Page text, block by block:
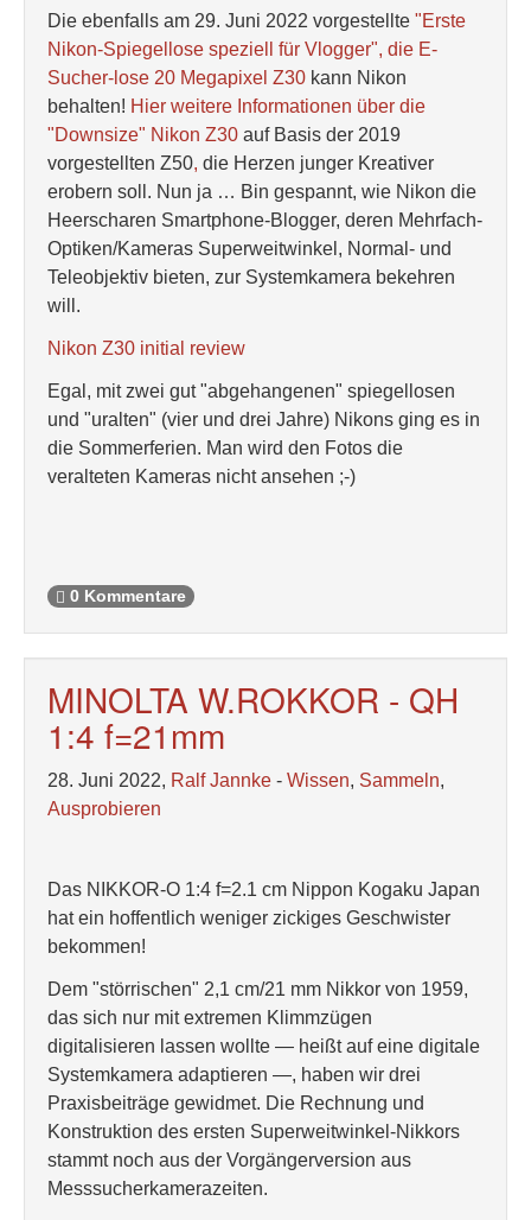
Die ebenfalls am 29. Juni 2022 vorgestellte "Erste
Nikon-Spiegellose speziell für Vlogger", die E-
Sucher-lose 20 Megapixel Z30 kann Nikon
behalten! Hier weitere Informationen über die
"Downsize" Nikon Z30 auf Basis der 2019
vorgestellten Z50, die Herzen junger Kreativer
erobern soll. Nun ja … Bin gespannt, wie Nikon die
Heerscharen Smartphone-Blogger, deren Mehrfach-
Optiken/Kameras Superweitwinkel, Normal- und
Teleobjektiv bieten, zur Systemkamera bekehren
will.
Nikon Z30 initial review
Egal, mit zwei gut "abgehangenen" spiegellosen
und "uralten" (vier und drei Jahre) Nikons ging es in
die Sommerferien. Man wird den Fotos die
veralteten Kameras nicht ansehen ;-)
0 Kommentare
MINOLTA W.ROKKOR - QH
1:4 f=21mm
28. Juni 2022, Ralf Jannke - Wissen, Sammeln,
Ausprobieren
Das NIKKOR-O 1:4 f=2.1 cm Nippon Kogaku Japan
hat ein hoffentlich weniger zickiges Geschwister
bekommen!
Dem "störrischen" 2,1 cm/21 mm Nikkor von 1959,
das sich nur mit extremen Klimmzügen
digitalisieren lassen wollte — heißt auf eine digitale
Systemkamera adaptieren —, haben wir drei
Praxisbeiträge gewidmet. Die Rechnung und
Konstruktion des ersten Superweitwinkel-Nikkors
stammt noch aus der Vorgängerversion aus
Messsucherkamerazeiten.